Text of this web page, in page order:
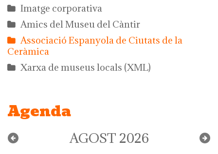
Imatge corporativa
Amics del Museu del Càntir
Associació Espanyola de Ciutats de la
Ceràmica
Xarxa de museus locals (XML)
Agenda
AGOST 2026